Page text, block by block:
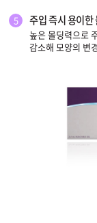
일산주엽점
5 주입 즉시 용이한
높은 몰딩력으로
감소해 모양의 변